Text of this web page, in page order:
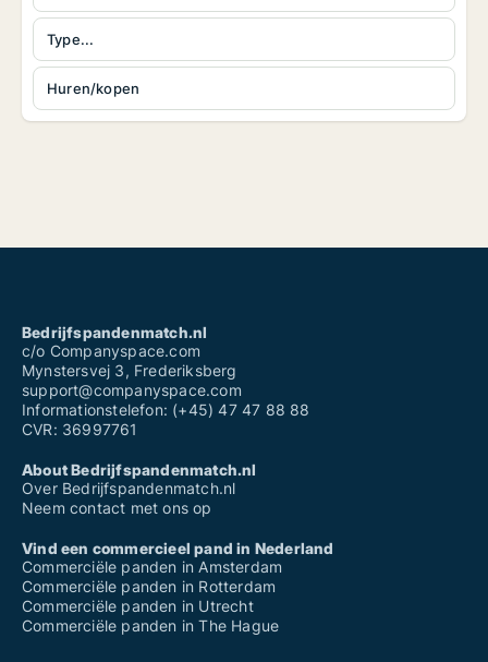
Type...
Huren/kopen
Bedrijfspandenmatch.nl
c/o Companyspace.com
Mynstersvej 3, Frederiksberg
support@companyspace.com
Informationstelefon: (+45) 47 47 88 88
CVR: 36997761
About Bedrijfspandenmatch.nl
Over Bedrijfspandenmatch.nl
Neem contact met ons op
Vind een commercieel pand in Nederland
Commerciële panden in Amsterdam
Commerciële panden in Rotterdam
Commerciële panden in Utrecht
Commerciële panden in The Hague